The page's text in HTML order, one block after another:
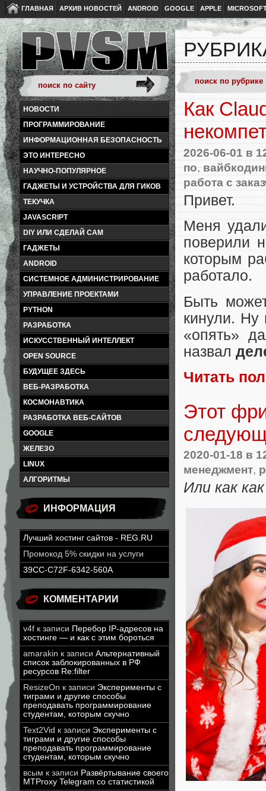
ГЛАВНАЯ АРХИВ НОВОСТЕЙ ANDROID GOOGLE APPLE
НОВОСТИ
ПРОГРАММИРОВАНИЕ
ИНФОРМАЦИОННАЯ БЕЗОПАСНОСТЬ
ЭТО ИНТЕРЕСНО
НАУЧНО-ПОПУЛЯРНОЕ
ГАДЖЕТЫ И УСТРОЙСТВА ДЛЯ ГИКОВ
ТЕКУЧКА
JAVASCRIPT
DIY ИЛИ СДЕЛАЙ САМ
ГАДЖЕТЫ
ANDROID
СИСТЕМНОЕ АДМИНИСТРИРОВАНИЕ
УПРАВЛЕНИЕ ПРОЕКТАМИ
PYTHON
РАЗРАБОТКА
ИСКУССТВЕННЫЙ ИНТЕЛЛЕКТ
OPEN SOURCE
БУДУЩЕЕ ЗДЕСЬ
ВЕБ-РАЗРАБОТКА
КОСМОНАВТИКА
РАЗРАБОТКА ВЕБ-САЙТОВ
GOOGLE
ЖЕЛЕЗО
LINUX
АЛГОРИТМЫ
ИНФОРМАЦИЯ
Лучший хостинг сайтов - REG.RU
Промокод 5% скидки на услуги
39CC-C72F-6342-560A
КОММЕНТАРИИ
v4f к записи Перебор IP-адресов на
хостинге — и как с этим бороться
amarakin к записи Альтернативный
список заблокированных в РФ
ресурсов Re:filter
ResizeOn к записи Эксперименты с
тиграми и другие способы
преподавать программирование
студентам, которым скучно
Text2Vid к записи Эксперименты с
тиграми и другие способы
преподавать программирование
студентам, которым скучно
всым к записи Развёртывание своего
MTProxy Telegram со статистикой
Как
2026-06-01 в
по,
работа с
Привет.
Меня
поверили
которым
работало.
Быть
кинули.
«опять»
назвал
Читать
Этот
2020-01-18 в
менеджмент,
Или как